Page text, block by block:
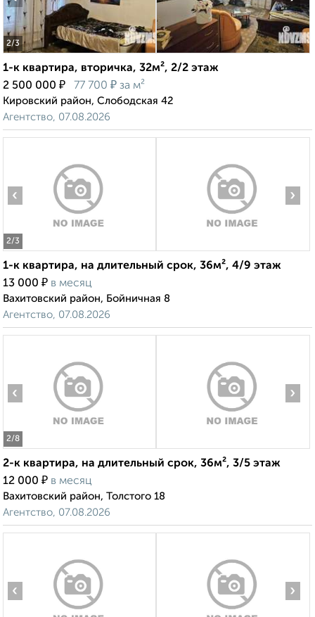
2/3
1-к квартира, вторичка, 32м², 2/2 этаж
2 500 000 ₽ 77 700 ₽ за м²
Кировский район, Слободская 42
Агентство, 07.08.2026
2/3
‹ ›
1-к квартира, на длительный срок, 36м², 4/9 этаж
13 000 ₽ в месяц
Вахитовский район, Бойничная 8
Агентство, 07.08.2026
2/8
‹ ›
2-к квартира, на длительный срок, 36м², 3/5 этаж
12 000 ₽ в месяц
Вахитовский район, Толстого 18
Агентство, 07.08.2026
‹ ›